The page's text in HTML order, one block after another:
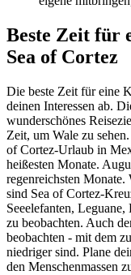
Beste Zeit für
Sea of Cortez
Die beste Zeit für eine
deinen Interessen ab.
wunderschönes
Zeit, um Wale zu
of Cortez-Urlaub in
heißesten Monate.
regenreichsten Monate.
sind Sea of Cortez-
Seeelefanten,
zu beobachten. Auch
beobachten - mit dem
niedriger sind. Plane
den Menschenmassen